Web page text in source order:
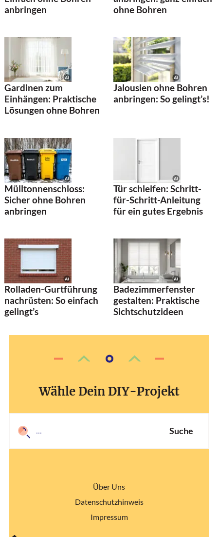
anbringen
ohne Bohren
Gardinen zum
Einhängen: Praktische
Lösungen ohne Bohren
Jalousien ohne Bohren
anbringen: So gelingt’s!
Mülltonnenschloss:
Sicher ohne Bohren
anbringen
Tür schleifen: Schritt-
für-Schritt-Anleitung
für ein gutes Ergebnis
Rolladen-Gurtführung
nachrüsten: So einfach
gelingt’s
Badezimmerfenster
gestalten: Praktische
Sichtschutzideen
Wähle Dein DIY-Projekt
Suche
Über Uns
Datenschutzhinweis
Impressum